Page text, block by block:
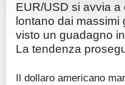
EUR/USD si avvia
lontano dai
visto un guadagno
La tendenza
Il dollaro americano